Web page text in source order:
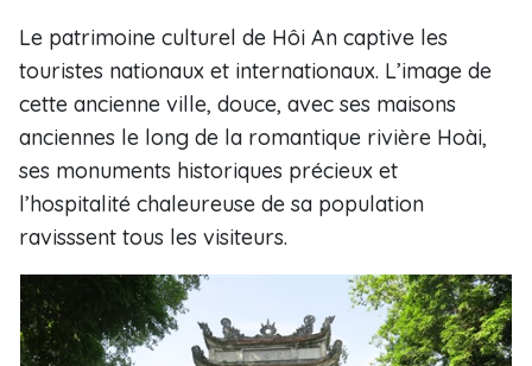
Le patrimoine culturel de Hôi An captive les
touristes nationaux et internationaux. L’image de
cette ancienne ville, douce, avec ses maisons
anciennes le long de la romantique rivière Hoài,
ses monuments historiques précieux et
l’hospitalité chaleureuse de sa population
ravisssent tous les visiteurs.